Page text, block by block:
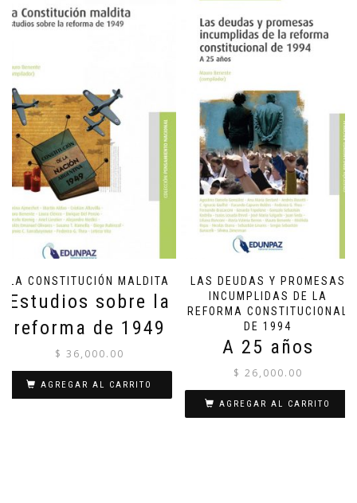
LA CONSTITUCIÓN MALDITA
Estudios sobre la
reforma de 1949
$ 36,000.00
AGREGAR AL CARRITO
LAS DEUDAS Y PROMESAS
INCUMPLIDAS DE LA
REFORMA CONSTITUCIONAL
DE 1994
A 25 años
$ 26,000.00
AGREGAR AL CARRITO